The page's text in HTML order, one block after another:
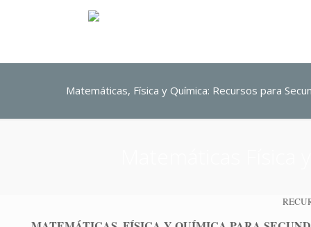
Matemáticas, Física y Química: Recursos para